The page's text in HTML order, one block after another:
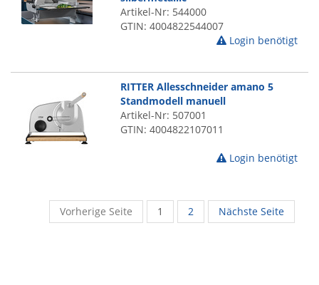
Artikel-Nr: 544000
GTIN: 4004822544007
Login benötigt
RITTER Allesschneider amano 5
Standmodell manuell
Artikel-Nr: 507001
GTIN: 4004822107011
Login benötigt
Vorherige Seite 1 2 Nächste Seite